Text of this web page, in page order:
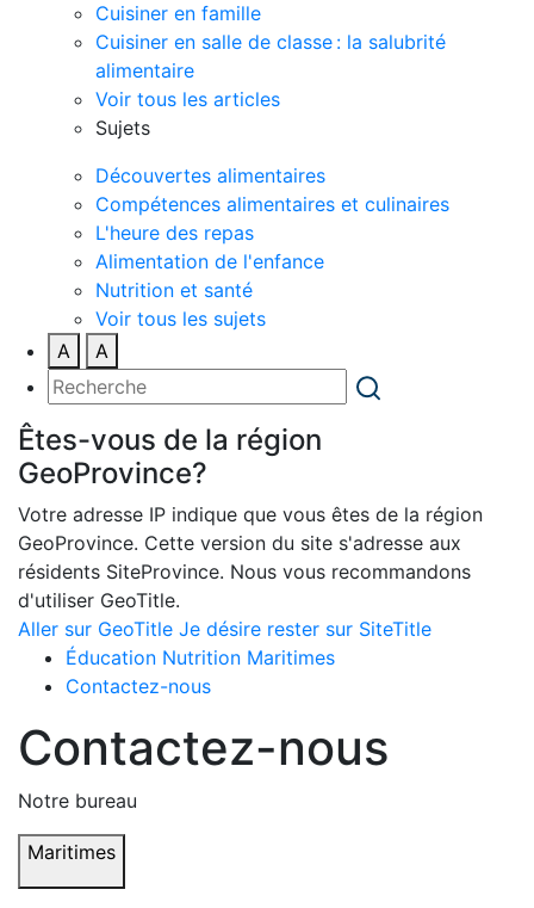
Cuisiner en famille
Cuisiner en salle de classe : la salubrité
alimentaire
Voir tous les articles
Sujets
Découvertes alimentaires
Compétences alimentaires et culinaires
L'heure des repas
Alimentation de l'enfance
Nutrition et santé
Voir tous les sujets
A
A
Êtes-vous de la région
GeoProvince?
Votre adresse IP indique que vous êtes de la région
GeoProvince. Cette version du site s'adresse aux
résidents SiteProvince. Nous vous recommandons
d'utiliser GeoTitle.
Aller sur GeoTitle Je désire rester sur SiteTitle
Éducation Nutrition Maritimes
Contactez-nous
Contactez-nous
Notre bureau
Maritimes